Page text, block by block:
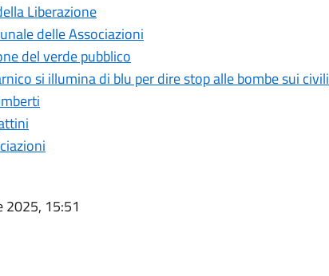
Liberazione
delle Associazioni
del verde pubblico
si illumina di blu per dire stop alle bombe sui civili
2025, 15:51